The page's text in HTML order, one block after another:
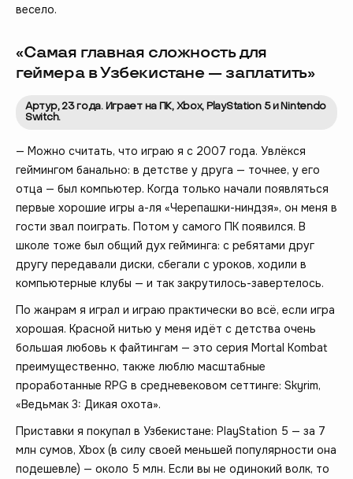
весело.
«Самая главная сложность для
геймера в Узбекистане — заплатить»
Артур, 23 года. Играет на ПК, Xbox, PlayStation 5 и Nintendo
Switch.
— Можно считать, что играю я с 2007 года. Увлёкся
геймингом банально: в детстве у друга — точнее, у его
отца — был компьютер. Когда только начали появляться
первые хорошие игры а-ля «Черепашки-ниндзя», он меня в
гости звал поиграть. Потом у самого ПК появился. В
школе тоже был общий дух гейминга: с ребятами друг
другу передавали диски, сбегали с уроков, ходили в
компьютерные клубы — и так закрутилось-завертелось.
По жанрам я играл и играю практически во всё, если игра
хорошая. Красной нитью у меня идёт с детства очень
большая любовь к файтингам — это серия Mortal Kombat
преимущественно, также люблю масштабные
проработанные RPG в средневековом сеттинге: Skyrim,
«Ведьмак 3: Дикая охота».
Приставки я покупал в Узбекистане: PlayStation 5 — за 7
млн сумов, Xbox (в силу своей меньшей популярности она
подешевле) — около 5 млн. Если вы не одинокий волк, то